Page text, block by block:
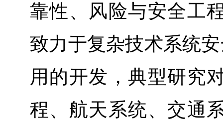
靠性、风险与安全工
致力于复杂技术系统
用的开发，典型研究
程、航天系统、交通